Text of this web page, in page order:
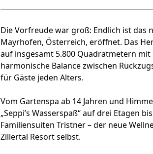
Die Vorfreude war groß: Endlich ist das
Mayrhofen, Österreich, eröffnet. Das
auf insgesamt 5.800 Quadratmetern
harmonische Balance zwischen
für Gäste jeden Alters.
Vom Gartenspa ab 14 Jahren und
„Seppi’s Wasserspaß“ auf drei Etagen
Familiensuiten Tristner – der neue
Zillertal Resort selbst.